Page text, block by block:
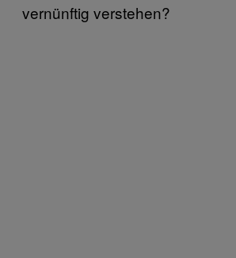
vernünftig verstehen?